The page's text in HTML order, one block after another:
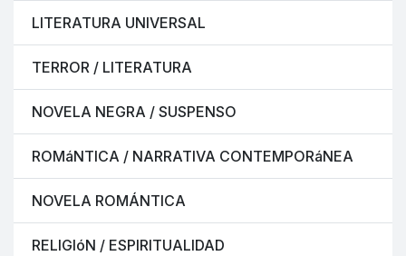
LITERATURA UNIVERSAL
TERROR / LITERATURA
NOVELA NEGRA / SUSPENSO
ROMáNTICA / NARRATIVA CONTEMPORáNEA
NOVELA ROMÁNTICA
RELIGIóN / ESPIRITUALIDAD